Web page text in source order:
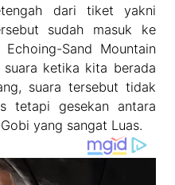
dari tiket yakni
sudah masuk ke
Sand Mountain
ketika kita berada
suara tersebut tidak
tetapi gesekan antara
yang sangat Luas.